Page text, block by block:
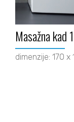
Masažna kad
dimenzije: 170 x